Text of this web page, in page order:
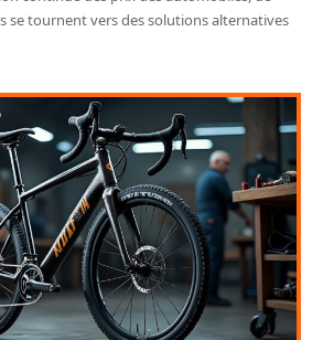
se tournent vers des solutions alternatives